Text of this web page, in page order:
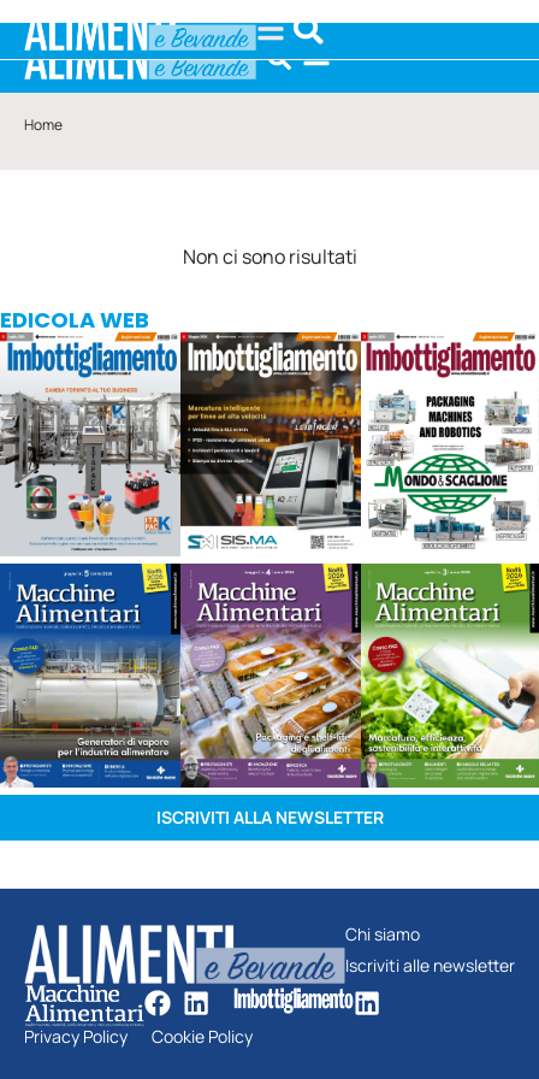
Home
Non ci sono risultati
EDICOLA WEB
ISCRIVITI ALLA NEWSLETTER
Chi siamo
Iscriviti alle newsletter
Privacy Policy Cookie Policy